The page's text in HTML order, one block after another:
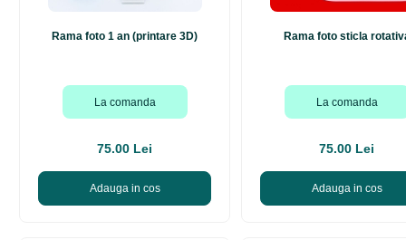
Rama foto 1 an (printare 3D)
La comanda
75.00 Lei
Adauga in cos
Rama foto sticla
La comanda
75.00 Lei
Adauga in cos